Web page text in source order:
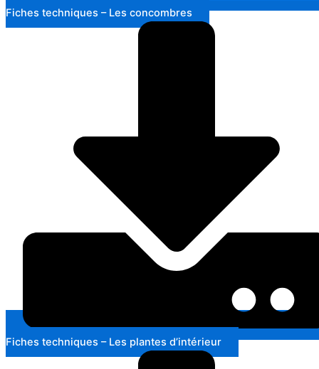
Fiches techniques – Les concombres
Fiches techniques – Les plantes d’intérieur